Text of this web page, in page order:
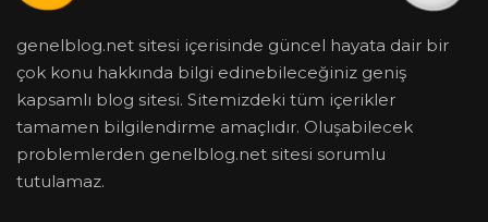
genelblog.net sitesi içerisinde güncel hayata dair bir
çok konu hakkında bilgi edinebileceğiniz geniş
kapsamlı blog sitesi. Sitemizdeki tüm içerikler
tamamen bilgilendirme amaçlıdır. Oluşabilecek
problemlerden genelblog.net sitesi sorumlu
tutulamaz.